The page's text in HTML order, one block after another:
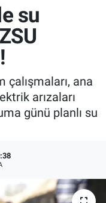
su
çalışmaları, ana
arızaları
günü planlı su